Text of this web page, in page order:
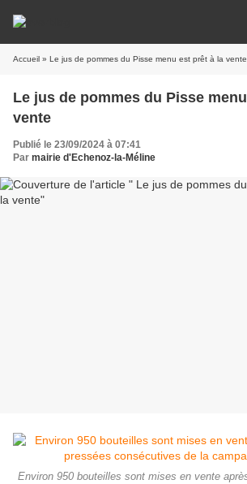
Accueil » Le jus de pommes du Pisse menu est prêt à la vente
Le jus de pommes du Pisse
vente
Publié le 23/09/2024 à 07:41
Par mairie d'Echenoz-la-Méline
Environ 950 bouteilles sont mises en vente